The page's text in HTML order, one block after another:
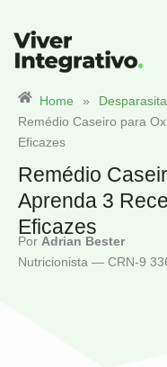
para
conteúdo
Home »
Remédio Caseiro para
Eficazes
Remédio
Aprenda 3
Eficazes
Por Adrian Bester
Nutricionista — CRN-9